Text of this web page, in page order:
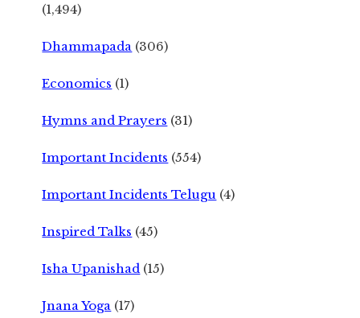
(1,494)
Dhammapada (306)
Economics (1)
Hymns and Prayers (31)
Important Incidents (554)
Important Incidents Telugu (4)
Inspired Talks (45)
Isha Upanishad (15)
Jnana Yoga (17)